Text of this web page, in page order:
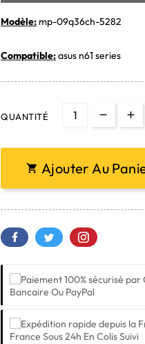
Modèle: mp-09q36ch-5282
Compatible:asus n61 series
QUANTITÉ
 Ajouter Au
Bancaire Ou PayPal
France Sous 24h En Colis Suivi